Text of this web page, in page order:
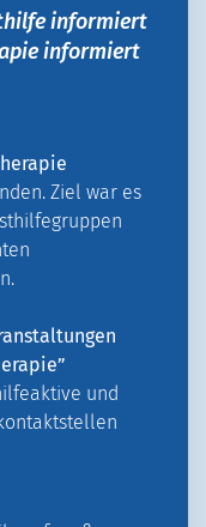
informiert
informiert
Ziel war es
und